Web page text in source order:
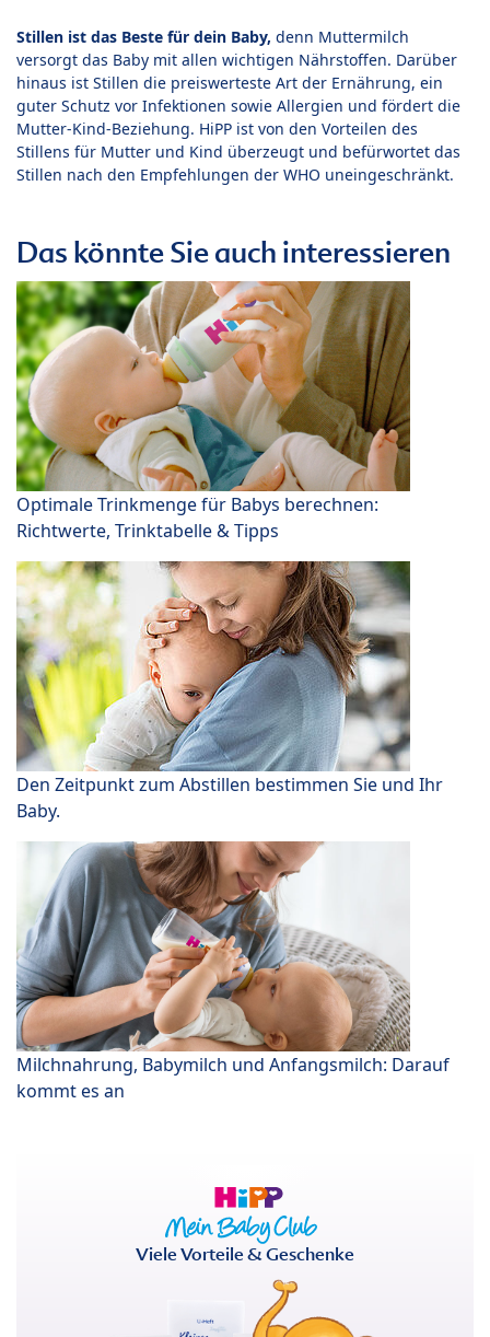
Stillen ist das Beste für dein Baby, denn Muttermilch
versorgt das Baby mit allen wichtigen Nährstoffen. Darüber
hinaus ist Stillen die preiswerteste Art der Ernährung, ein
guter Schutz vor Infektionen sowie Allergien und fördert die
Mutter-Kind-Beziehung. HiPP ist von den Vorteilen des
Stillens für Mutter und Kind überzeugt und befürwortet das
Stillen nach den Empfehlungen der WHO uneingeschränkt.
Das könnte Sie auch interessieren
Optimale Trinkmenge für Babys berechnen:
Richtwerte, Trinktabelle & Tipps
Den Zeitpunkt zum Abstillen bestimmen Sie und Ihr
Baby.
Milchnahrung, Babymilch und Anfangsmilch: Darauf
kommt es an
Viele Vorteile & Geschenke